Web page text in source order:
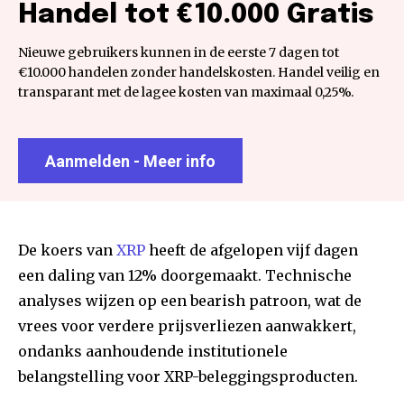
Handel tot €10.000 Gratis
Nieuwe gebruikers kunnen in de eerste 7 dagen tot
€10.000 handelen zonder handelskosten. Handel veilig en
transparant met de lagee kosten van maximaal 0,25%.
Aanmelden - Meer info
De koers van XRP heeft de afgelopen vijf dagen
een daling van 12% doorgemaakt. Technische
analyses wijzen op een bearish patroon, wat de
vrees voor verdere prijsverliezen aanwakkert,
ondanks aanhoudende institutionele
belangstelling voor XRP-beleggingsproducten.